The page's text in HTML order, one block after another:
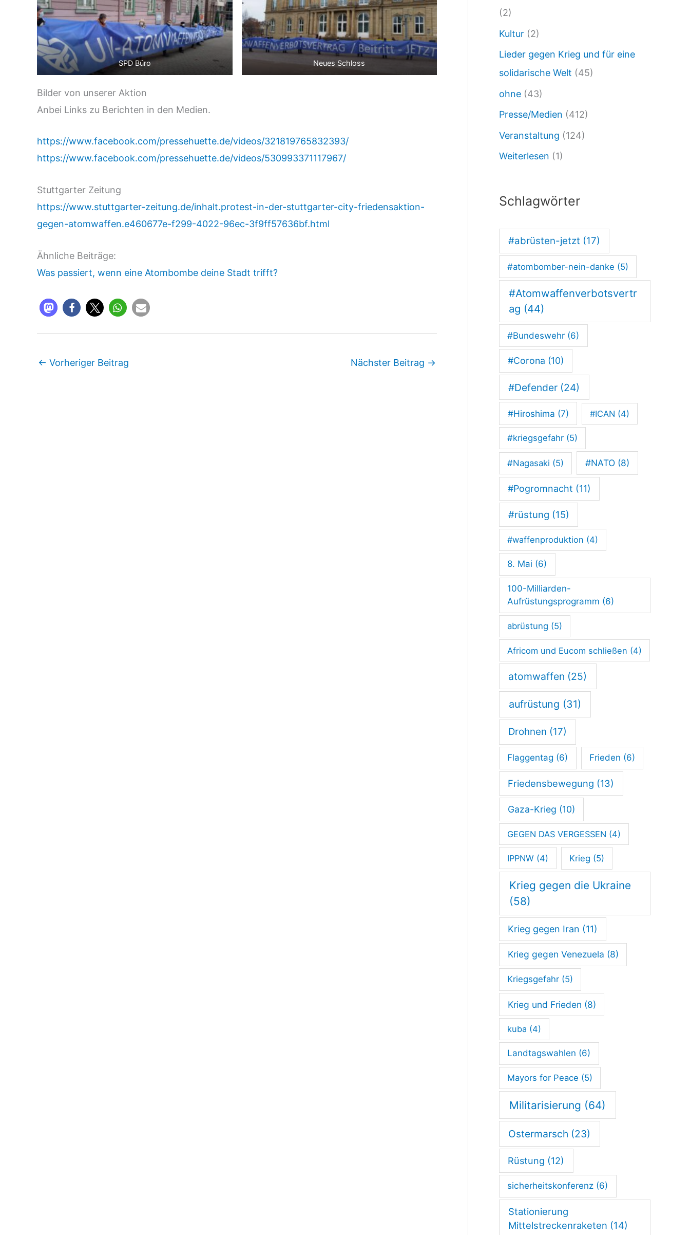
SPD Büro Neues Schloss
Bilder von unserer Aktion
Anbei Links zu Berichten in den Medien.
https://www.facebook.com/pressehuette.de/videos/321819765832393/
https://www.facebook.com/pressehuette.de/videos/530993371117967/
Stuttgarter Zeitung
https://www.stuttgarter-zeitung.de/inhalt.protest-in-der-stuttgarter-city-friedensaktion-
gegen-atomwaffen.e460677e-f299-4022-96ec-3f9ff57636bf.html
Ähnliche Beiträge:
Was passiert, wenn eine Atombombe deine Stadt trifft?
← Vorheriger Beitrag Nächster Beitrag →
r
e
e
A
m
w
f
n
v
r
o
t
e
t
r
a
g
(2)
Kultur (2)
Lieder gegen Krieg und für eine
solidarische Welt (45)
ohne (43)
Presse/Medien (412)
Veranstaltung (124)
Weiterlesen (1)
Schlagwörter
#abrüsten-jetzt (17)
#atombomber-nein-danke (5)
#Atomwaffenverbotsvertr
ag (44)
#Bundeswehr (6)
#Corona (10)
#Defender (24)
#Hiroshima (7) #ICAN (4)
#kriegsgefahr (5)
#Nagasaki (5) #NATO(8)
#Pogromnacht (11)
#rüstung (15)
#waffenproduktion (4)
8. Mai (6)
100-Milliarden-
Aufrüstungsprogramm (6)
abrüstung (5)
Africom und Eucom schließen (4)
atomwaffen (25)
aufrüstung (31)
Drohnen (17)
Flaggentag (6) Frieden (6)
Friedensbewegung (13)
Gaza-Krieg (10)
GEGEN DAS VERGESSEN (4)
IPPNW (4) Krieg (5)
Krieg gegen die Ukraine
(58)
Krieg gegen Iran (11)
Krieg gegen Venezuela (8)
Kriegsgefahr (5)
Krieg und Frieden (8)
kuba (4)
Landtagswahlen (6)
Mayors for Peace (5)
Militarisierung (64)
Ostermarsch (23)
Rüstung (12)
sicherheitskonferenz (6)
Stationierung
Mittelstreckenraketen (14)